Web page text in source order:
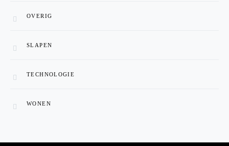
OVERIG
SLAPEN
TECHNOLOGIE
WONEN